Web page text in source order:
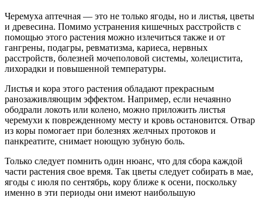
Черемуха аптечная — это не только ягоды, но и листья, цветы
и древесина. Помимо устранения кишечных расстройств с
помощью этого растения можно излечиться также и от
гангрены, подагры, ревматизма, кариеса, нервных
расстройств, болезней мочеполовой системы, холецистита,
лихорадки и повышенной температуры.
Листья и кора этого растения обладают прекрасным
ранозаживляющим эффектом. Например, если нечаянно
ободрали локоть или колено, можно приложить листья
черемухи к поврежденному месту и кровь остановится. Отвар
из коры помогает при болезнях желчных протоков и
панкреатите, снимает ноющую зубную боль.
Только следует помнить один нюанс, что для сбора каждой
части растения свое время. Так цветы следует собирать в мае,
ягоды с июля по сентябрь, кору ближе к осени, поскольку
именно в эти периоды они имеют наибольшую